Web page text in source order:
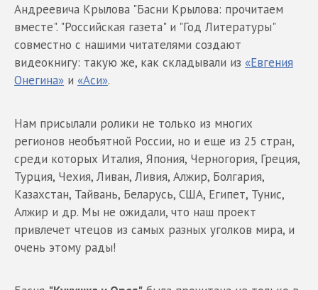
Андреевича Крылова "Басни Крылова: прочитаем
вместе". "Российская газета" и "Год Литературы"
совместно с нашими читателями создают
видеокнигу: такую же, как складывали из «Евгения
Онегина» и «Аси».
Нам присылали ролики не только из многих
регионов необъятной России, но и еще из 25 стран,
среди которых Италия, Япония, Черногория, Греция,
Турция, Чехия, Ливан, Ливия, Алжир, Болгария,
Казахстан, Тайвань, Беларусь, США, Египет, Тунис,
Алжир и др. Мы не ожидали, что наш проект
привлечет чтецов из самых разных уголков мира, и
очень этому рады!